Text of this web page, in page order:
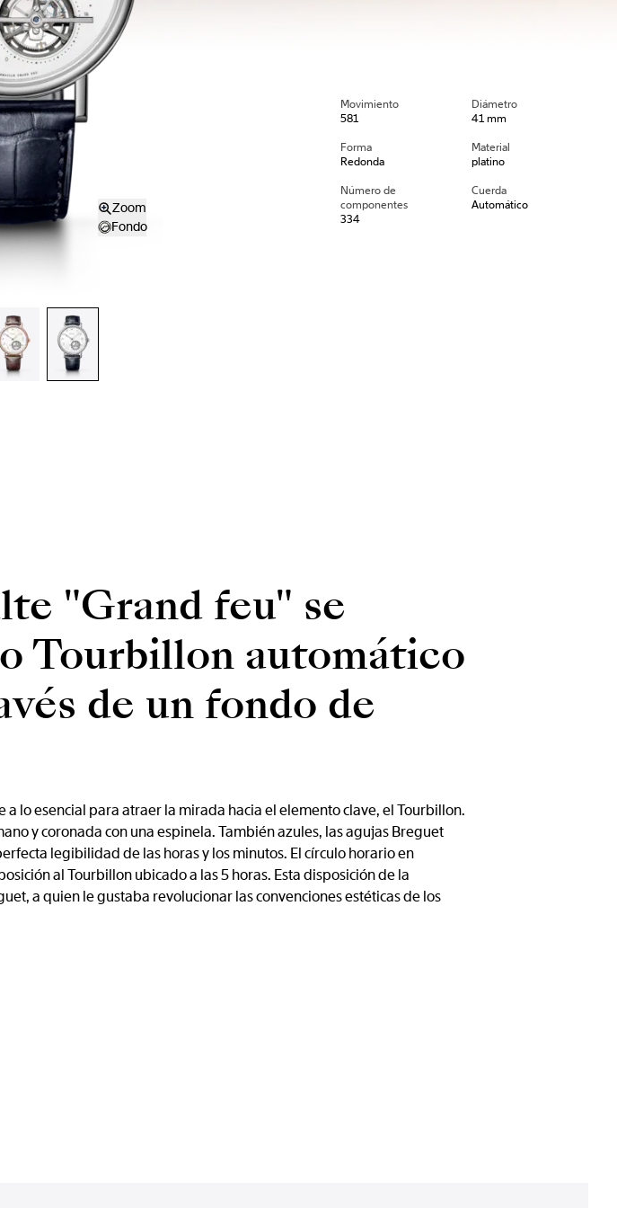
Zoom
Fondo
Movimiento
581
Diámetro
41 mm
Forma
Redonda
Material
platino
Número de
componentes
334
Cuerda
Automático
"Grand feu" se
Tourbillon automático
de un fondo de
lo esencial para atraer la mirada hacia el elemento clave, el Tourbillon.
y coronada con una espinela. También azules, las agujas Breguet
legibilidad de las horas y los minutos. El círculo horario en
al Tourbillon ubicado a las 5 horas. Esta disposición de la
a quien le gustaba revolucionar las convenciones estéticas de los